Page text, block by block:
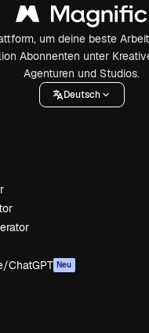
um deine beste
Abonnenten unter
Agenturen und Studios.
Deutsch
ChatGPT Neu